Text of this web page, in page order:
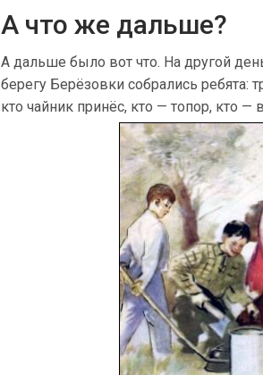
А что же дальше?
А дальше было вот что. На другой
берегу Берёзовки собрались ребята:
кто чайник принёс, кто — топор, кто